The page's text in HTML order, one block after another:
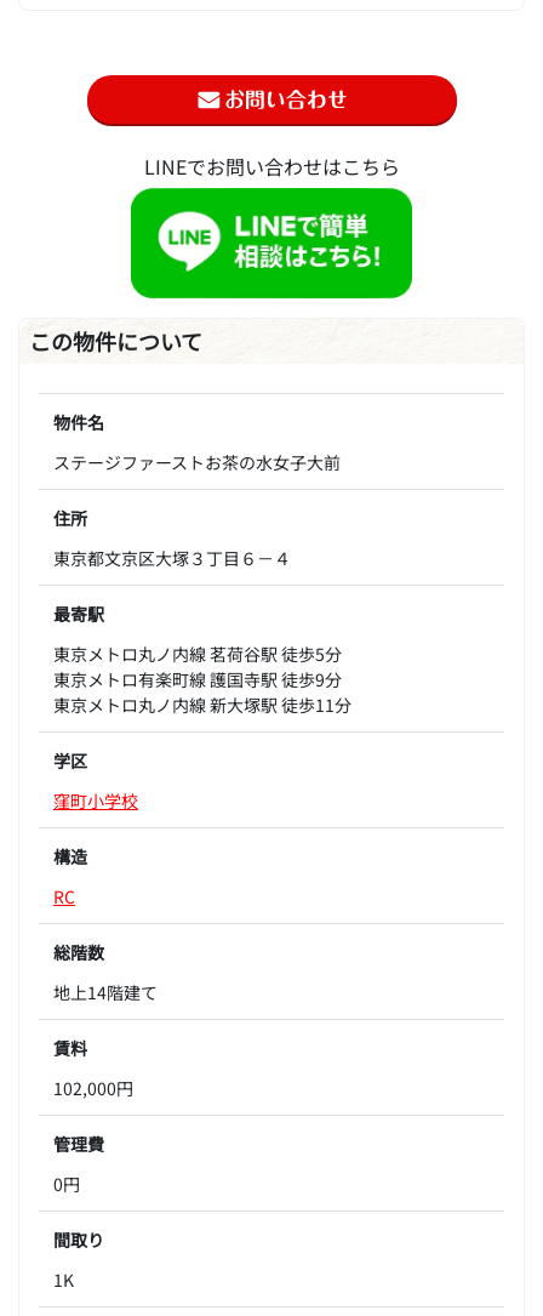
LINEでお問い合わせはこちら
この物件について
物件名
ステージファーストお茶の水女子大前
住所
東京都文京区大塚３丁目６－４
最寄駅
東京メトロ丸ノ内線 茗荷谷駅 徒歩5分
東京メトロ有楽町線 護国寺駅 徒歩9分
東京メトロ丸ノ内線 新大塚駅 徒歩11分
学区
窪町小学校
構造
RC
総階数
地上14階建て
賃料
102,000円
管理費
0円
間取り
1K